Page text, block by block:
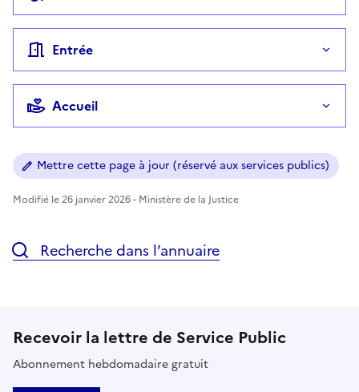
Entrée
Accueil
Mettre cette page à jour (réservé aux services publics)
Modifié le 26 janvier 2026 - Ministère de la Justice
Recherche dans l’annuaire
Recevoir la lettre de Service Public
Abonnement hebdomadaire gratuit